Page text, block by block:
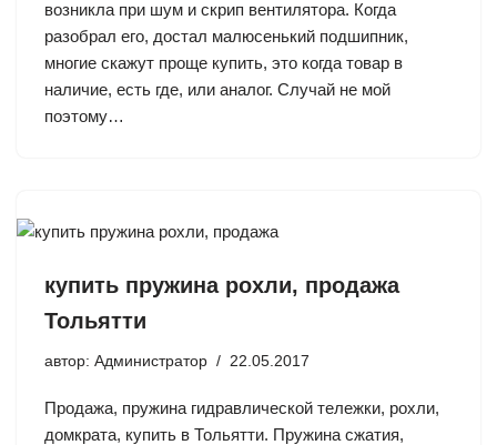
возникла при шум и скрип вентилятора. Когда
разобрал его, достал малюсенький подшипник,
многие скажут проще купить, это когда товар в
наличие, есть где, или аналог. Случай не мой
поэтому…
купить пружина рохли, продажа
Тольятти
автор: Администратор 22.05.2017
Продажа, пружина гидравлической тележки, рохли,
домкрата, купить в Тольятти. Пружина сжатия,